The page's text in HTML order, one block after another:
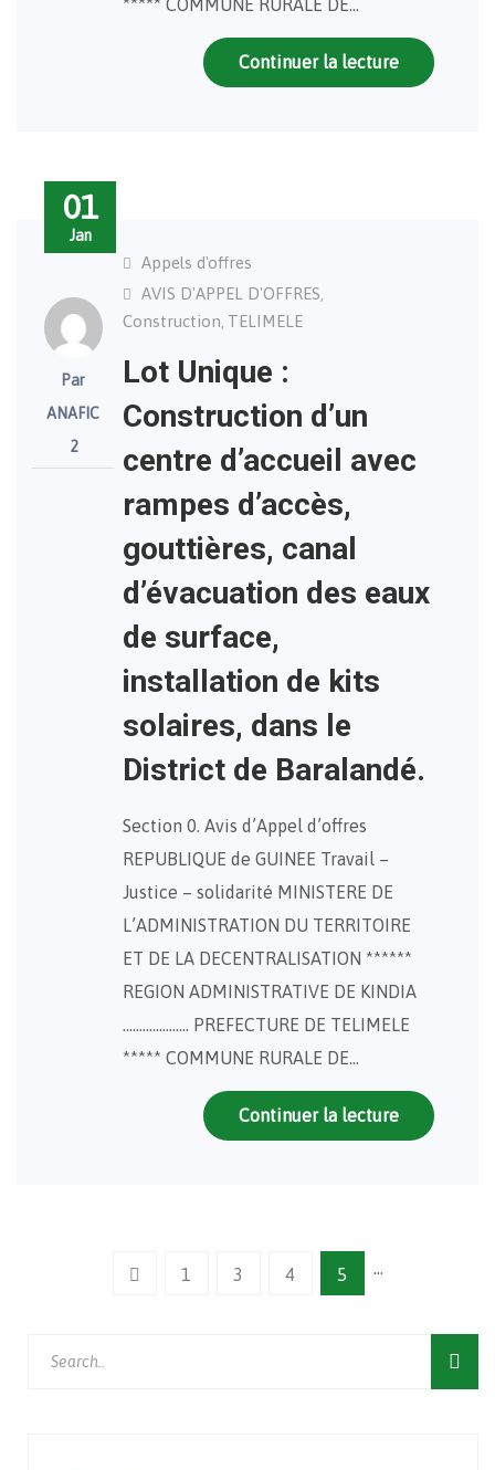
***** COMMUNE RURALE DE…
Continuer la lecture
01
Jan
Par
ANAFIC
2
Appels d'offres
AVIS D'APPEL D'OFFRES,
Construction, TELIMELE
Lot Unique :
Construction d’un
centre d’accueil avec
rampes d’accès,
gouttières, canal
d’évacuation des eaux
de surface,
installation de kits
solaires, dans le
District de Baralandé.
Section 0. Avis d’Appel d’offres
REPUBLIQUE de GUINEE Travail –
Justice – solidarité MINISTERE DE
L’ADMINISTRATION DU TERRITOIRE
ET DE LA DECENTRALISATION ******
REGION ADMINISTRATIVE DE KINDIA
……………….. PREFECTURE DE TELIMELE
***** COMMUNE RURALE DE…
Continuer la lecture
1 …
3 4 5